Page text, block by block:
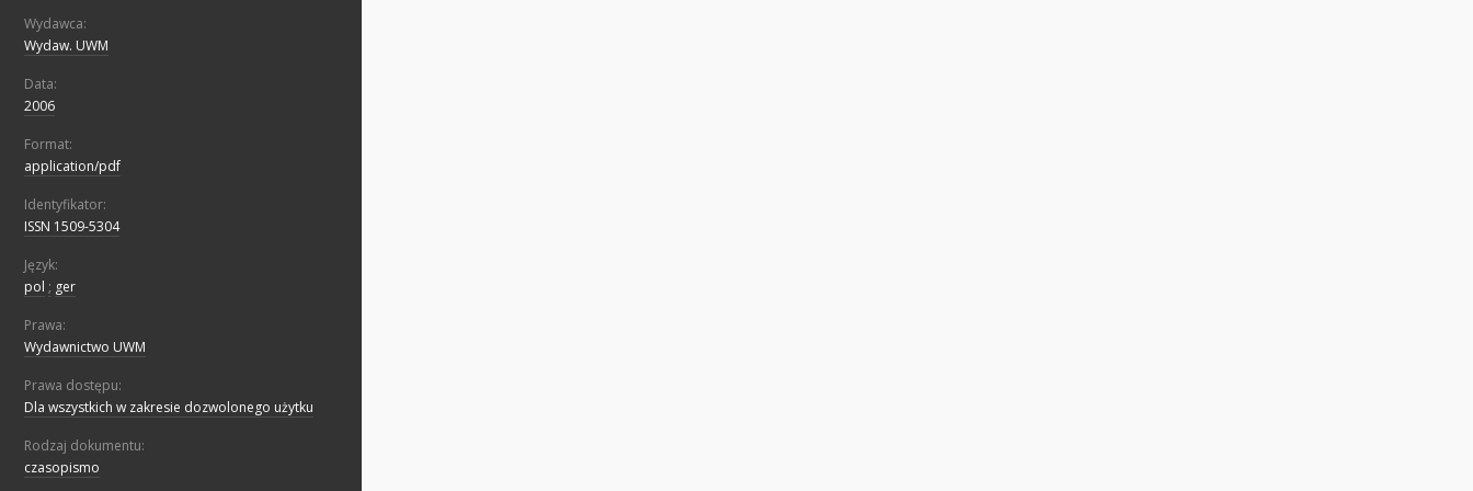
Wydawca:
Wydaw. UWM
Data:
2006
Format:
application/pdf
Identyfikator:
ISSN 1509-5304
Język:
pol ; ger
Prawa:
Wydawnictwo UWM
Prawa dostępu:
Dla wszystkich w zakresie dozwolonego użytku
Rodzaj dokumentu:
czasopismo